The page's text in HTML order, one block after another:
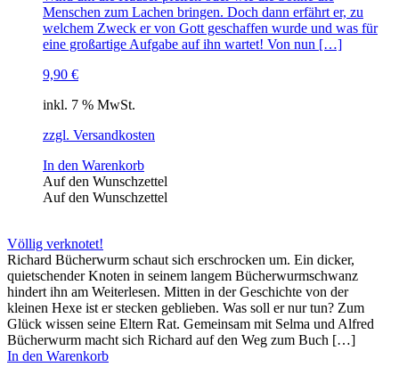
Menschen zum Lachen bringen. Doch dann erfährt er, zu
welchem Zweck er von Gott geschaffen wurde und was für
eine großartige Aufgabe auf ihn wartet! Von nun […]
9,90 €
inkl. 7 % MwSt.
zzgl. Versandkosten
In den Warenkorb
Auf den Wunschzettel
Auf den Wunschzettel
Völlig verknotet!
Richard Bücherwurm schaut sich erschrocken um. Ein dicker,
quietschender Knoten in seinem langem Bücherwurmschwanz
hindert ihn am Weiterlesen. Mitten in der Geschichte von der
kleinen Hexe ist er stecken geblieben. Was soll er nur tun? Zum
Glück wissen seine Eltern Rat. Gemeinsam mit Selma und Alfred
Bücherwurm macht sich Richard auf den Weg zum Buch […]
In den Warenkorb